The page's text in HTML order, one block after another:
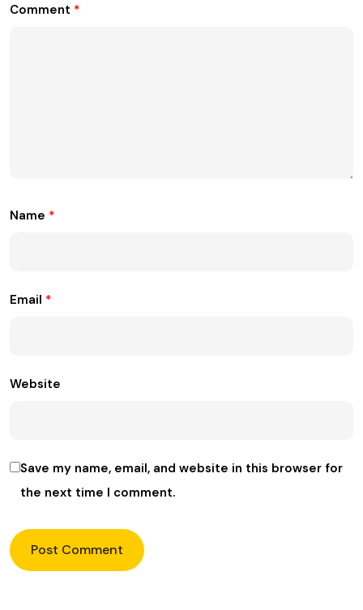
Comment *
Name *
Email *
Website
Save my name, email, and website in this browser for
the next time I comment.